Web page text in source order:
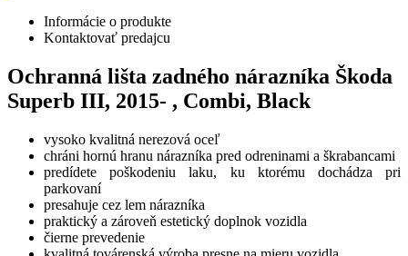
Informácie o produkte
Kontaktovať predajcu
Ochranná lišta zadného nárazníka Škoda
Superb III, 2015- , Combi, Black
vysoko kvalitná nerezová oceľ
chráni hornú hranu nárazníka pred odreninami a škrabancami
predídete poškodeniu laku, ku ktorému dochádza pri
parkovaní
presahuje cez lem nárazníka
praktický a zároveň estetický doplnok vozidla
čierne prevedenie